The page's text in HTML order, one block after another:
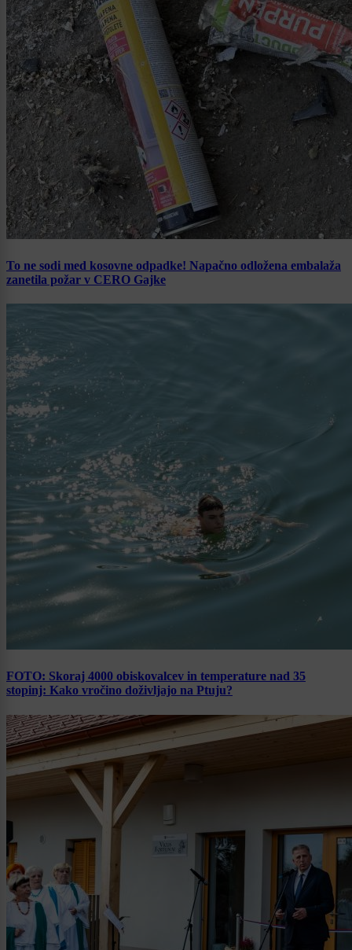
To ne sodi med kosovne odpadke! Napačno odložena embalaža
zanetila požar v CERO Gajke
FOTO: Skoraj 4000 obiskovalcev in temperature nad 35
stopinj: Kako vročino doživljajo na Ptuju?